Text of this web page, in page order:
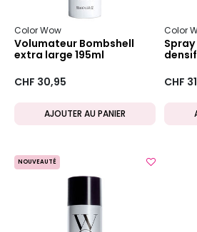
Color Wow
Volumateur Bombshell
extra large 195ml
CHF 30,95
AJOUTER AU PANIER
Color
CHF
NOUVEAUTÉ